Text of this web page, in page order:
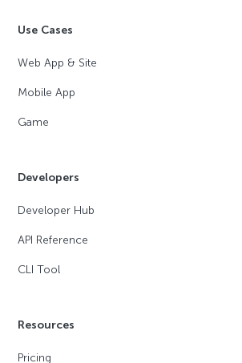
Use Cases
Web App & Site
Mobile App
Game
Developers
Developer Hub
API Reference
CLI Tool
Resources
Pricing